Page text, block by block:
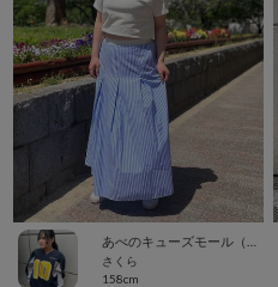
さくら
158cm